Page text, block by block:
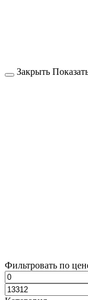
Закрыть
Фильтровать по